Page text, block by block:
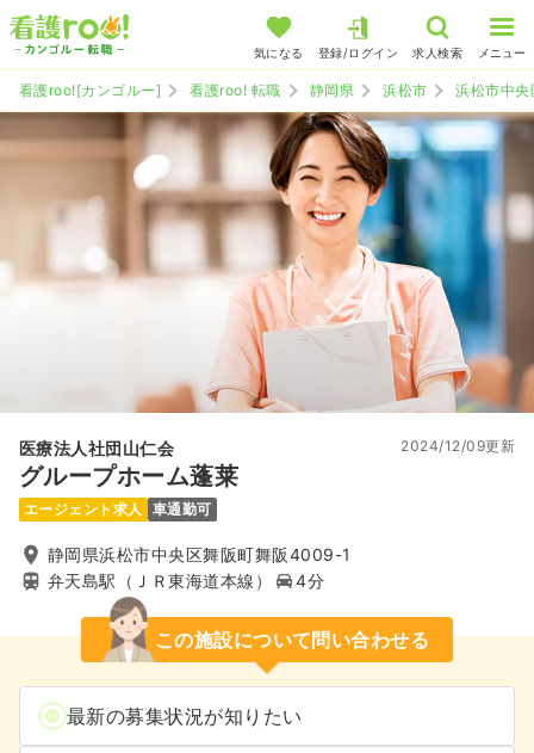
気になる 登録/ログイン 求人検索 メニュー
看護roo![カンゴルー] 看護roo! 転職 静岡県 浜松市 浜松市中央
医療法人社団山仁会
グループホーム蓬莱
2024/12/09更新
エージェント求人 車通勤可
静岡県浜松市中央区舞阪町舞阪4009-1
弁天島駅（ＪＲ東海道本線）
4分
この施設について問い合わせる
最新の募集状況が知りたい